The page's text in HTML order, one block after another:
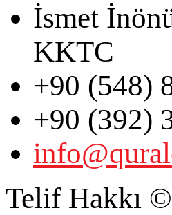
İsmet
KKTC
+90 (548)
+90 (392)
Telif Hakkı ©